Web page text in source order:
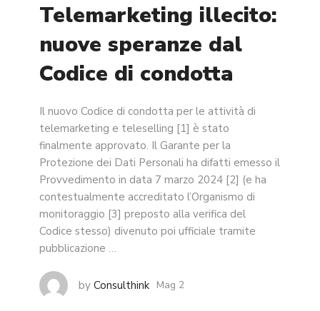
Telemarketing illecito:
nuove speranze dal
Codice di condotta
Il nuovo Codice di condotta per le attività di
telemarketing e teleselling [1] è stato
finalmente approvato. Il Garante per la
Protezione dei Dati Personali ha difatti emesso il
Provvedimento in data 7 marzo 2024 [2] (e ha
contestualmente accreditato l’Organismo di
monitoraggio [3] preposto alla verifica del
Codice stesso) divenuto poi ufficiale tramite
pubblicazione …
by Consulthink Mag 2